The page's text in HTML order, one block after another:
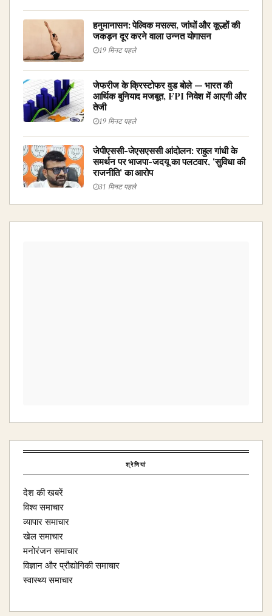
हनुमानासन: पेल्विक मसल्स, जांघों और कूल्हों की
जकड़न दूर करने वाला उन्नत योगासन
19 मिनट पहले
जेफरीज के क्रिस्टोफर वुड बोले — भारत की
आर्थिक बुनियाद मजबूत, FPI निवेश में आएगी और
तेजी
19 मिनट पहले
जेपीएससी-जेएसएससी आंदोलन: राहुल गांधी के
समर्थन पर भाजपा-जदयू का पलटवार, 'सुविधा की
राजनीति' का आरोप
31 मिनट पहले
श्रेणियां
देश की खबरें
विश्व समाचार
व्यापार समाचार
खेल समाचार
मनोरंजन समाचार
विज्ञान और प्रौद्योगिकी समाचार
स्वास्थ्य समाचार